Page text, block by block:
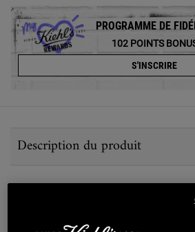
PROGRAMME DE
102POINTS
S'INSCRIRE
Description du produit
Qui peut utiliser notre sérum à